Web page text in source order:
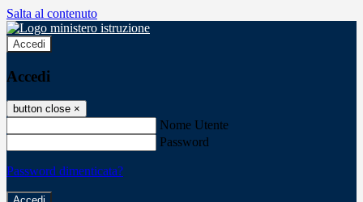
Salta al contenuto
Accedi
Accedi
button close ×
Nome Utente
Password
Password dimenticata?